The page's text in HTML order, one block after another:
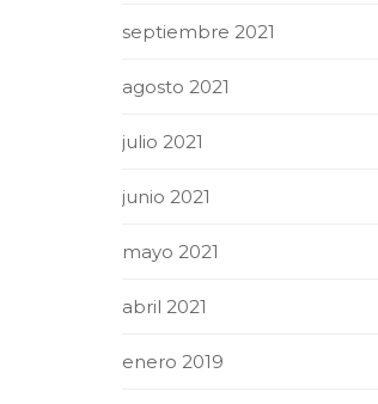
septiembre 2021
agosto 2021
julio 2021
junio 2021
mayo 2021
abril 2021
enero 2019